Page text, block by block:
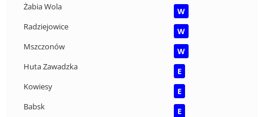
Żabia Wola
W
Radziejowice
W
Mszczonów
W
Huta Zawadzka
E
Kowiesy
E
Babsk
E